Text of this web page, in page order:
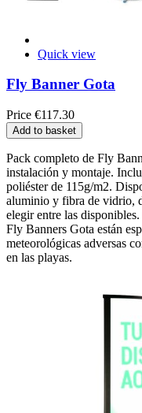
Quick view
Fly Banner Gota
Price €117.30
Add to basket
Pack completo de Fly
instalación y montaje.
poliéster de 115g/m2.
aluminio y fibra de vidrio,
elegir entre las
Fly Banners Gota están
meteorológicas adversas
en las playas.